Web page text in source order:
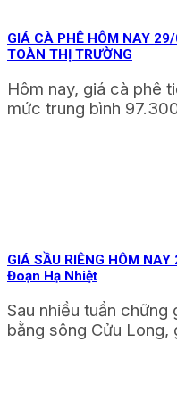
GIÁ CÀ PHÊ HÔM NAY
TOÀN THỊ TRƯỜNG
Hôm nay, giá cà phê
mức trung bình
GIÁ SẦU RIÊNG HÔM
Đoạn Hạ Nhiệt
Sau nhiều tuần
bằng sông Cửu Long,